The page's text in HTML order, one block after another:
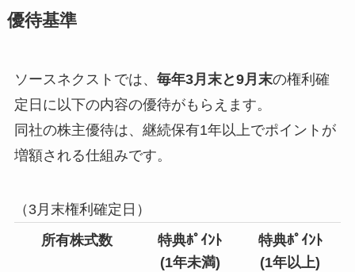
優待基準
ソースネクストでは、 毎年3月末と9月末の権利確
定日に以下の内容の優待がもらえます。
同社の株主優待は、継続保有1年以上でポイントが
増額される仕組みです。
（3月末権利確定日）
所有株式数
特典ﾎﾟｲﾝﾄ
(1年未満)
特典ﾎﾟｲﾝﾄ
(1年以上)